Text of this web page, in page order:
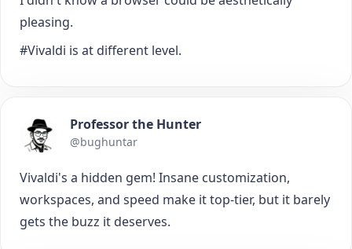
pleasing.
#Vivaldi is at different level.
Professor the Hunter
@bughuntar
Vivaldi's a hidden gem! Insane customization,
workspaces, and speed make it top-tier, but it barely
gets the buzz it deserves.